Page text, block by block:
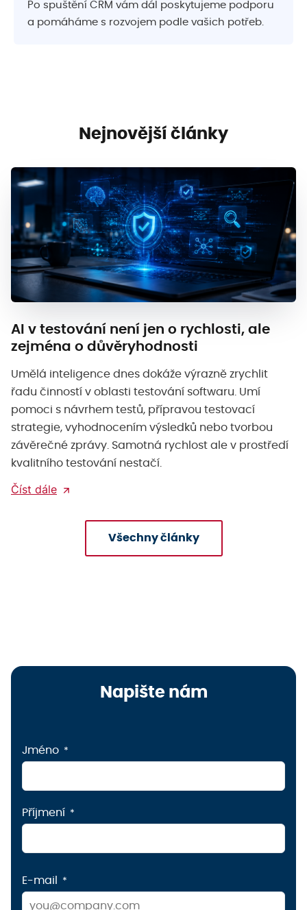
Po spuštění CRM vám dál poskytujeme podporu
a pomáháme s rozvojem podle vašich potřeb.
Nejnovější články
AI v testování není jen o rychlosti, ale
zejména o důvěryhodnosti
Umělá inteligence dnes dokáže výrazně zrychlit
řadu činností v oblasti testování softwaru. Umí
pomoci s návrhem testů, přípravou testovací
strategie, vyhodnocením výsledků nebo tvorbou
závěrečné zprávy. Samotná rychlost ale v prostředí
kvalitního testování nestačí.
Číst dále
Všechny články
Napište nám
Jméno
Příjmení
E-mail